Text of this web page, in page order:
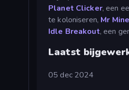
Planet Clicker, een
te koloniseren, Mr Mine
Idle Breakout, een
Laatst
05 dec 2024